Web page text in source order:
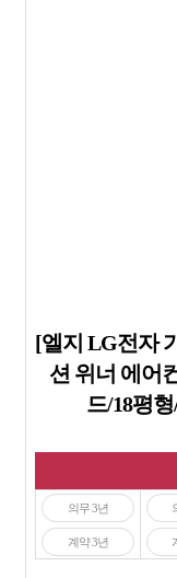
[엘지 LG전자
션 위너 에어
드/18평
의무 3년
계약 3년